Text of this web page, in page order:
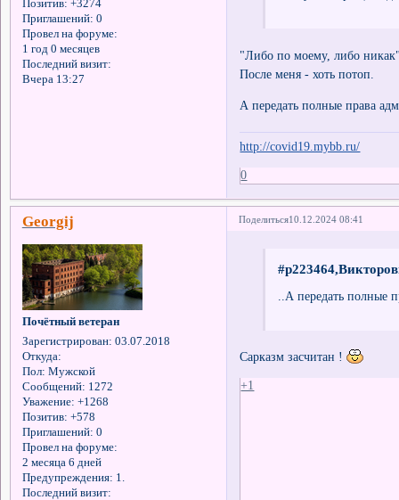
Позитив: +3274
Приглашений: 0
Провел на форуме:
1 год 0 месяцев
Последний визит:
Вчера 13:27
"Либо по моему, либо
После меня - хоть потоп.
А передать полные права
http://covid19.mybb.ru/
0
Поделиться10.12.2024 08:41
Georgij
Почётный ветеран
Зарегистрирован: 03.07.2018
Откуда:
Пол: Мужской
Сообщений: 1272
Уважение: +1268
Позитив: +578
Приглашений: 0
Провел на форуме:
2 месяца 6 дней
Предупреждения: 1.
Последний визит:
..А передать полные
Сарказм засчитан !
+1